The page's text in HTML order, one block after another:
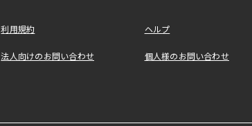
利用規約 ヘルプ
法人向けのお問い合わせ 個人様のお問い合わせ